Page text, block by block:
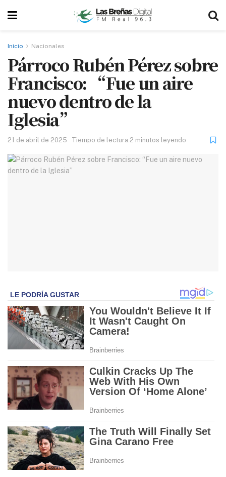
Inicio Nacionales
Párroco Rubén Pérez sobre
Francisco: “Fue un aire
nuevo dentro de la
Iglesia”
21 de abril de 2025 Tiempo de lectura:2 minutos leyendo